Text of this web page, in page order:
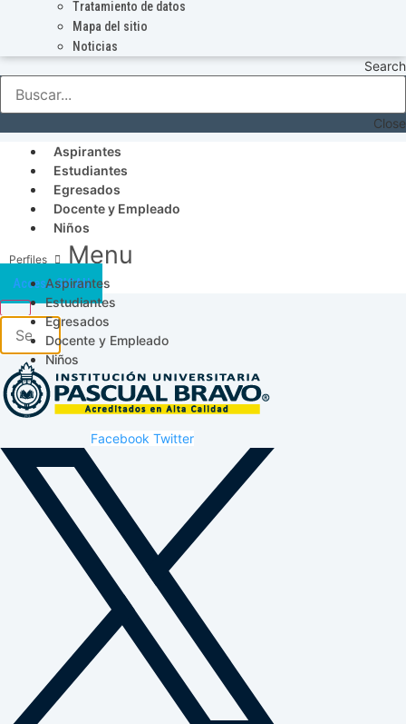
Tratamiento de datos
Mapa del sitio
Noticias
Search
Close
Aspirantes
Estudiantes
Egresados
Docente y Empleado
Niños
Menu
Aspirantes
Estudiantes
Egresados
Docente y Empleado
Niños
Acceso SICAU
Facebook Twitter